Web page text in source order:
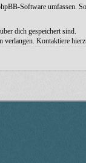
Software umfassen.
dich gespeichert sind.
Kontaktiere